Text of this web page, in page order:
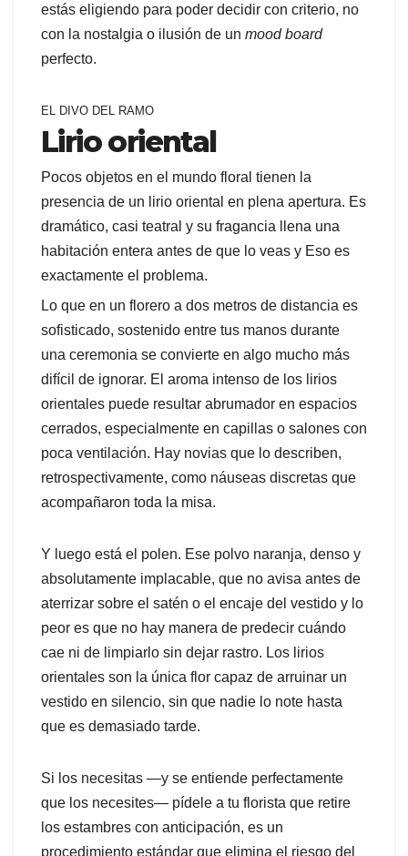
estás eligiendo para poder decidir con criterio, no
con la nostalgia o ilusión de un mood board
perfecto.
EL DIVO DEL RAMO
Lirio oriental
Pocos objetos en el mundo floral tienen la
presencia de un lirio oriental en plena apertura. Es
dramático, casi teatral y su fragancia llena una
habitación entera antes de que lo veas y Eso es
exactamente el problema.
Lo que en un florero a dos metros de distancia es
sofisticado, sostenido entre tus manos durante
una ceremonia se convierte en algo mucho más
difícil de ignorar. El aroma intenso de los lirios
orientales puede resultar abrumador en espacios
cerrados, especialmente en capillas o salones con
poca ventilación. Hay novias que lo describen,
retrospectivamente, como náuseas discretas que
acompañaron toda la misa.
Y luego está el polen. Ese polvo naranja, denso y
absolutamente implacable, que no avisa antes de
aterrizar sobre el satén o el encaje del vestido y lo
peor es que no hay manera de predecir cuándo
cae ni de limpiarlo sin dejar rastro. Los lirios
orientales son la única flor capaz de arruinar un
vestido en silencio, sin que nadie lo note hasta
que es demasiado tarde.
Si los necesitas —y se entiende perfectamente
que los necesites— pídele a tu florista que retire
los estambres con anticipación, es un
procedimiento estándar que elimina el riesgo del